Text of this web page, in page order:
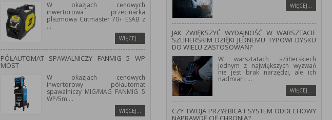
W okazjach cenowych
inwertorowa przecinarka
plazmowa Cutmaster 70+ ESAB z
...
WIĘCEJ…
PÓŁAUTOMAT SPAWALNICZY FANMIG 5 WP
MOST
W okazjach cenowych
inwertorowy półautomat
spawalniczy MIG/MAG FANMIG 5
WP/5m ...
WIĘCEJ…
WIĘCEJ…
JAK ZWIĘKSZYĆ WYDAJNOŚĆ W WARSZTACIE
SZLIFIERSKIM DZIĘKI JEDNEMU TYPOWI DYSKU
DO WIELU ZASTOSOWAŃ?
W warsztatach szlifierskiech
jednym z największych wyzwań
nie jest brak narzędzi, ale ich
nadmiar i ...
WIĘCEJ…
CZY TWOJA PRZYŁBICA I SYSTEM ODDECHOWY
NAPRAWDĘ CIĘ CHRONIĄ?